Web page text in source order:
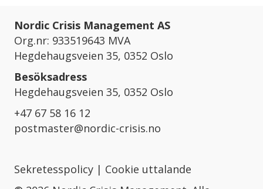
Nordic Crisis Management AS
Org.nr: 933519643 MVA
Hegdehaugsveien 35, 0352 Oslo
Besöksadress
Hegdehaugsveien 35, 0352 Oslo
+47 67 58 16 12
postmaster@nordic-crisis.no
Sekretesspolicy | Cookie uttalande